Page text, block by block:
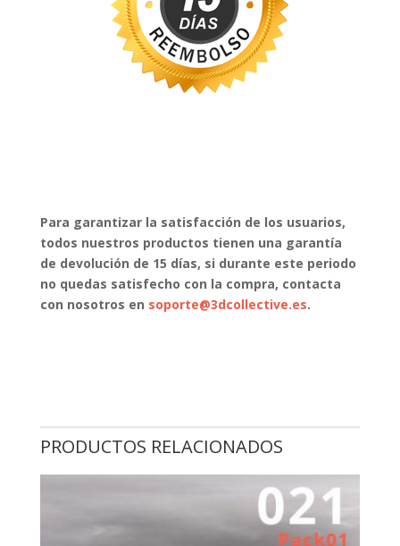
Para garantizar la satisfacción de los usuarios,
todos nuestros productos tienen una garantía
de devolución de 15 días, si durante este periodo
no quedas satisfecho con la compra, contacta
con nosotros en soporte@3dcollective.es.
PRODUCTOS RELACIONADOS